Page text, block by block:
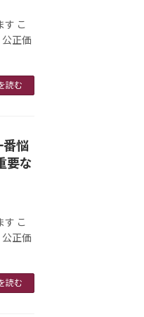
こ
正価
読む
番悩
要な
こ
正価
読む